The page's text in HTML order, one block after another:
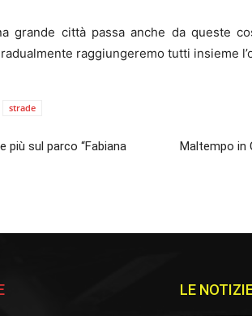
grande città passa anche da queste
raggiungeremo tutti insieme
strade
più sul parco “Fabiana
Maltempo in
LE